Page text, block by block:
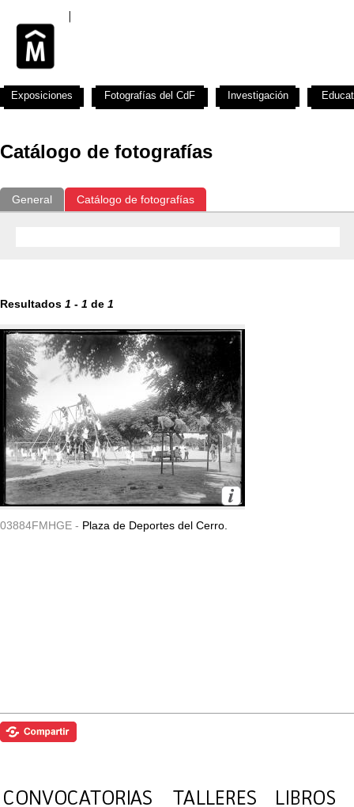
Catálogo de fotografías
General Catálogo de fotografías
Resultados 1 - 1 de 1
03884FMHGE - Plaza de Deportes del Cerro.
Exposiciones Fotografías del CdF Investigación